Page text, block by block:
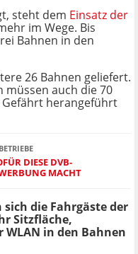
steht dem Einsatz der
im Wege. Bis
Bahnen in den
26 Bahnen geliefert.
müssen auch die 70
herangeführt
DIESE DVB-
MACHT
die Fahrgäste der
Sitzfläche,
in den Bahnen